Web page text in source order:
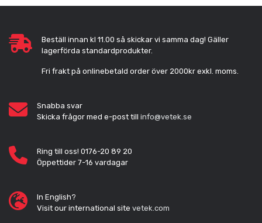
Beställ innan kl 11.00 så skickar vi samma dag! Gäller
lagerförda standardprodukter.
Fri frakt på onlinebetald order över 2000kr exkl. moms.
Snabba svar
Skicka frågor med e-post till info@vetek.se
Ring till oss! 0176-20 89 20
Öppettider 7-16 vardagar
In English?
Visit our international site vetek.com